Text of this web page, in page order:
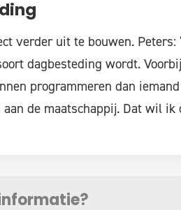
verder uit te bouwen. Peters:
dagbesteding wordt.
programmeren dan
de maatschappij. Dat wil ik